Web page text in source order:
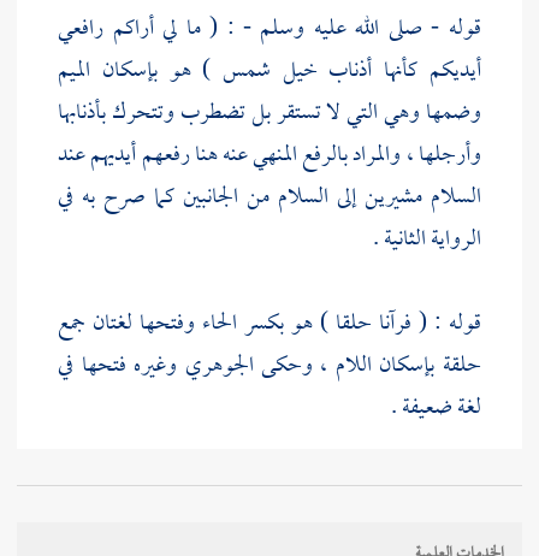
قوله - صلى الله عليه وسلم - : ( ما لي أراكم رافعي
أيديكم كأنها أذناب خيل شمس ) هو بإسكان الميم
وضمها وهي التي لا تستقر بل تضطرب وتتحرك بأذنابها
وأرجلها ، والمراد بالرفع المنهي عنه هنا رفعهم أيديهم عند
السلام مشيرين إلى السلام من الجانبين كما صرح به في
الرواية الثانية .
قوله : ( فرآنا حلقا ) هو بكسر الحاء وفتحها لغتان جمع
حلقة بإسكان اللام ، وحكىالجوهري وغيره فتحها في
لغة ضعيفة .
[ص:115 ]
قوله - صلى الله عليه وسلم - : ( ما لي
أراكم عزين ) أي متفرقين جماعة جماعة وهو بتخفيف